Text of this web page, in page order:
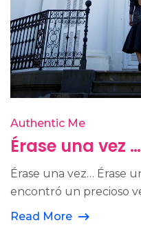
Authentic Me
Érase una vez …
Érase una vez… Érase
encontró un precioso
Read More